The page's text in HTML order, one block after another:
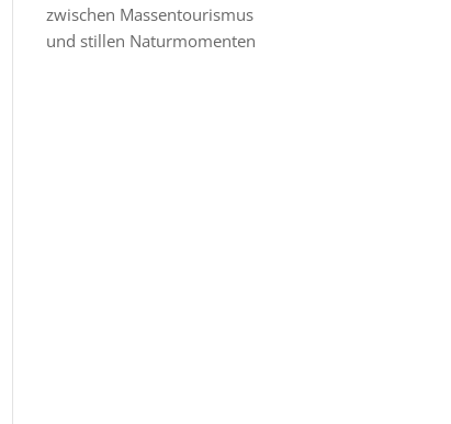
zwischen Massentourismus
und stillen Naturmomenten